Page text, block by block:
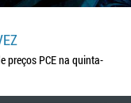
preços PCE na quinta-